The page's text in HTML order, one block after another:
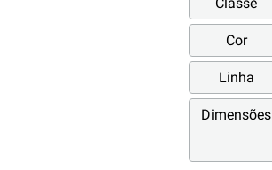
Classe
Cor
Linha
Dimensões